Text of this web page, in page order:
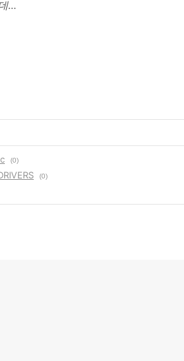
...
(0)
(0)